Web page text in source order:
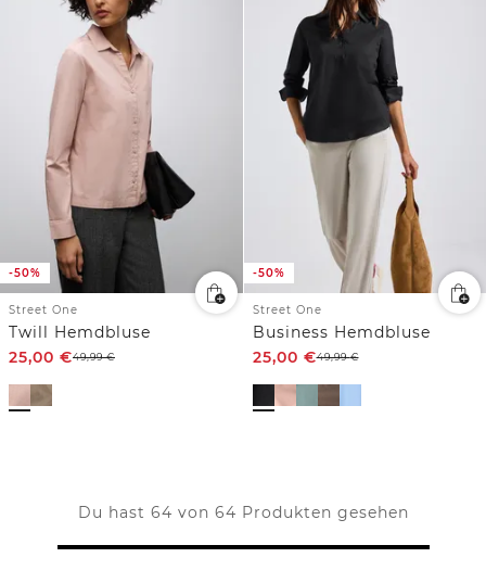
-50%
Street One
Twill Hemdbluse
25,00 €49,99€
-50%
Street One
Business Hemdbluse
25,00 €49,99€
Du hast 64 von 64 Produkten gesehen